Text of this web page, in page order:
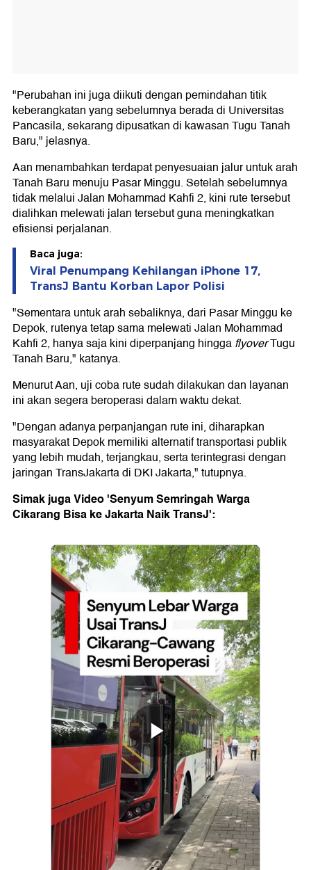
"Perubahan ini juga diikuti dengan pemindahan titik
keberangkatan yang sebelumnya berada di Universitas
Pancasila, sekarang dipusatkan di kawasan Tugu Tanah
Baru," jelasnya.
Aan menambahkan terdapat penyesuaian jalur untuk arah
Tanah Baru menuju Pasar Minggu. Setelah sebelumnya
tidak melalui Jalan Mohammad Kahfi 2, kini rute tersebut
dialihkan melewati jalan tersebut guna meningkatkan
efisiensi perjalanan.
Baca juga:
Viral Penumpang Kehilangan iPhone 17,
TransJ Bantu Korban Lapor Polisi
"Sementara untuk arah sebaliknya, dari Pasar Minggu ke
Depok, rutenya tetap sama melewati Jalan Mohammad
Kahfi 2, hanya saja kini diperpanjang hinggaflyoverTugu
Tanah Baru," katanya.
Menurut Aan, uji coba rute sudah dilakukan dan layanan
ini akan segera beroperasi dalam waktu dekat.
"Dengan adanya perpanjangan rute ini, diharapkan
masyarakat Depok memiliki alternatif transportasi publik
yang lebih mudah, terjangkau, serta terintegrasi dengan
jaringan TransJakarta di DKI Jakarta," tutupnya.
Simak juga Video 'Senyum Semringah Warga
Cikarang Bisa ke Jakarta Naik TransJ':